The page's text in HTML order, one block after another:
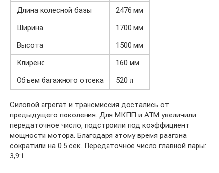
Длина колесной базы
2476 мм
Ширина
1700 мм
Высота
1500 мм
Клиренс
160 мм
Объем багажного отсека
520 л
Силовой агрегат и трансмиссия достались от
предыдущего поколения. Для МКПП и АТМ увеличили
передаточное число, подстроили под коэффициент
мощности мотора. Благодаря этому время разгона
сократили на 0.5 сек. Передаточное число главной пары:
3,9:1.